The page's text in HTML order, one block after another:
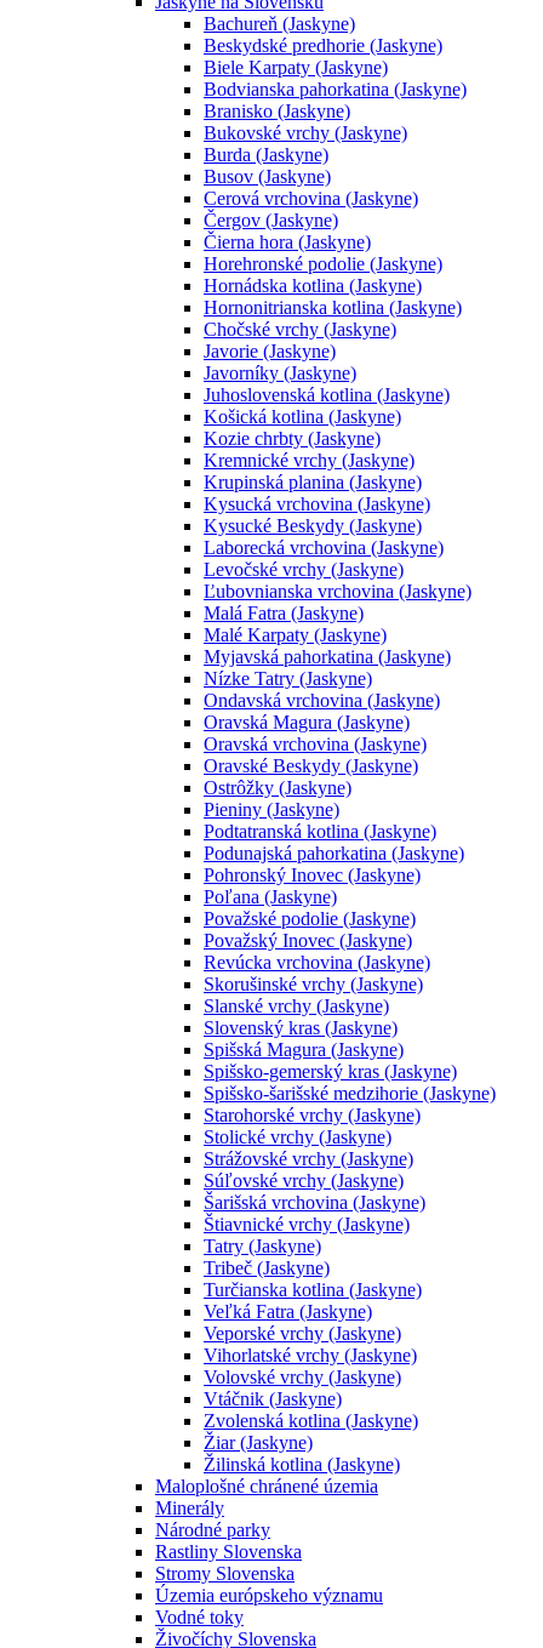
Bachureň (Jaskyne)
Beskydské predhorie (Jaskyne)
Biele Karpaty (Jaskyne)
Bodvianska pahorkatina (Jaskyne)
Branisko (Jaskyne)
Bukovské vrchy (Jaskyne)
Burda (Jaskyne)
Busov (Jaskyne)
Cerová vrchovina (Jaskyne)
Čergov (Jaskyne)
Čierna hora (Jaskyne)
Horehronské podolie (Jaskyne)
Hornádska kotlina (Jaskyne)
Hornonitrianska kotlina (Jaskyne)
Chočské vrchy (Jaskyne)
Javorie (Jaskyne)
Javorníky (Jaskyne)
Juhoslovenská kotlina (Jaskyne)
Košická kotlina (Jaskyne)
Kozie chrbty (Jaskyne)
Kremnické vrchy (Jaskyne)
Krupinská planina (Jaskyne)
Kysucká vrchovina (Jaskyne)
Kysucké Beskydy (Jaskyne)
Laborecká vrchovina (Jaskyne)
Levočské vrchy (Jaskyne)
Ľubovnianska vrchovina (Jaskyne)
Malá Fatra (Jaskyne)
Malé Karpaty (Jaskyne)
Myjavská pahorkatina (Jaskyne)
Nízke Tatry (Jaskyne)
Ondavská vrchovina (Jaskyne)
Oravská Magura (Jaskyne)
Oravská vrchovina (Jaskyne)
Oravské Beskydy (Jaskyne)
Ostrôžky (Jaskyne)
Pieniny (Jaskyne)
Podtatranská kotlina (Jaskyne)
Podunajská pahorkatina (Jaskyne)
Pohronský Inovec (Jaskyne)
Poľana (Jaskyne)
Považské podolie (Jaskyne)
Považský Inovec (Jaskyne)
Revúcka vrchovina (Jaskyne)
Skorušinské vrchy (Jaskyne)
Slanské vrchy (Jaskyne)
Slovenský kras (Jaskyne)
Spišská Magura (Jaskyne)
Spišsko-gemerský kras (Jaskyne)
Spišsko-šarišské medzihorie (Jaskyne)
Starohorské vrchy (Jaskyne)
Stolické vrchy (Jaskyne)
Strážovské vrchy (Jaskyne)
Súľovské vrchy (Jaskyne)
Šarišská vrchovina (Jaskyne)
Štiavnické vrchy (Jaskyne)
Tatry (Jaskyne)
Tribeč (Jaskyne)
Turčianska kotlina (Jaskyne)
Veľká Fatra (Jaskyne)
Veporské vrchy (Jaskyne)
Vihorlatské vrchy (Jaskyne)
Volovské vrchy (Jaskyne)
Vtáčnik (Jaskyne)
Zvolenská kotlina (Jaskyne)
Žiar (Jaskyne)
Žilinská kotlina (Jaskyne)
Maloplošné chránené územia
Minerály
Národné parky
Rastliny Slovenska
Stromy Slovenska
Územia európskeho významu
Vodné toky
Živočíchy Slovenska